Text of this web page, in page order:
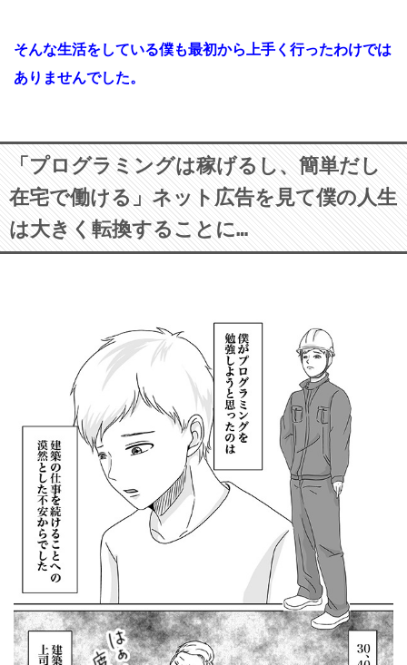
そんな生活をしている僕も最初から上手く行ったわけでは
ありませんでした。
「プログラミングは稼げるし、簡単だし
在宅で働ける」ネット広告を見て僕の人生
は大きく転換することに…